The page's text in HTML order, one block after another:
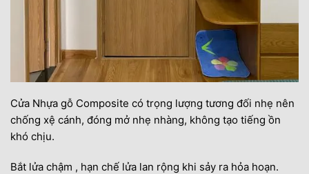
Cửa Nhựa gỗ Composite có trọng lượng tương đối nhẹ nên
chống xệ cánh, đóng mở nhẹ nhàng, không tạo tiếng ồn
khó chịu.
Bắt lửa chậm , hạn chế lửa lan rộng khi sảy ra hỏa hoạn.